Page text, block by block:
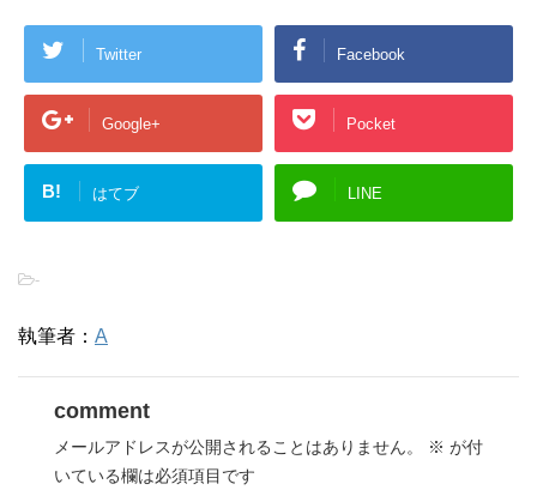
Twitter Facebook
Google+ Pocket
B! はてブ LINE
-
執筆者： A
comment
メールアドレスが公開されることはありません。 ※ が付
いている欄は必須項目です